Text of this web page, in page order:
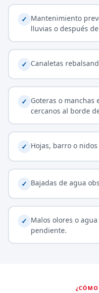
✓ Mantenimiento
lluvias o después
✓ Canaletas
✓ Goteras o manchas
cercanos al borde
✓ Hojas, barro o
✓ Bajadas de agua
✓ Malos olores o
pendiente.